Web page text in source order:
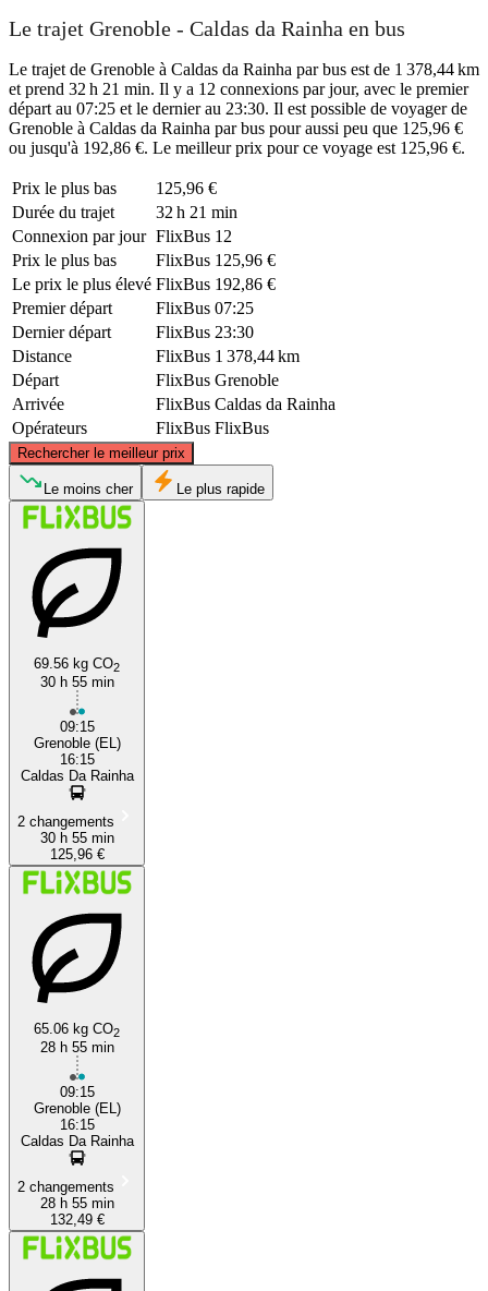
Le trajet Grenoble - Caldas da Rainha en bus
Le trajet de Grenoble à Caldas da Rainha par bus est de 1 378,44 km
et prend 32 h 21 min. Il y a 12 connexions par jour, avec le premier
départ au 07:25 et le dernier au 23:30. Il est possible de voyager de
Grenoble à Caldas da Rainha par bus pour aussi peu que 125,96 €
ou jusqu'à 192,86 €. Le meilleur prix pour ce voyage est 125,96 €.
Prix ​​le plus bas
125,96 €
Durée du trajet
32 h 21 min
Connexion par jour FlixBus 12
Prix ​​le plus bas
FlixBus 125,96 €
Le prix le plus élevé FlixBus 192,86 €
Premier départ
FlixBus 07:25
Dernier départ
FlixBus 23:30
Distance
FlixBus 1 378,44 km
Départ
FlixBus Grenoble
Arrivée
FlixBus Caldas da Rainha
Opérateurs
FlixBus FlixBus
Rechercher le meilleur prix
Caldas da Rainha
©CARTO
Le moins cher Le plus rapide
69.56 kg CO2
30 h 55 min
09:15
Grenoble (EL)
16:15
Caldas Da Rainha
2 changements
30 h 55 min
125,96 €
65.06 kg CO2
28 h 55 min
09:15
Grenoble (EL)
16:15
Caldas Da Rainha
2 changements
28 h 55 min
132,49 €